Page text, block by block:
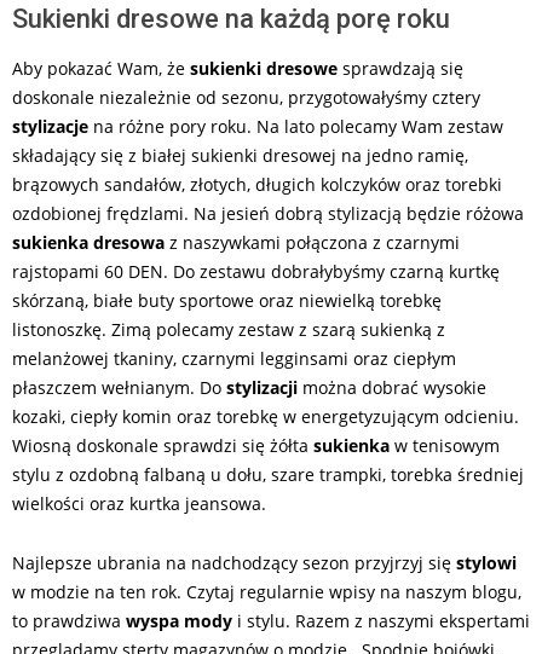
Sukienki dresowe na każdą porę roku
Aby pokazać Wam, że sukienki dresowe sprawdzają się
doskonale niezależnie od sezonu, przygotowałyśmy cztery
stylizacje na różne pory roku. Na lato polecamy Wam zestaw
składający się z białej sukienki dresowej na jedno ramię,
brązowych sandałów, złotych, długich kolczyków oraz torebki
ozdobionej frędzlami. Na jesień dobrą stylizacją będzie różowa
sukienka dresowa z naszywkami połączona z czarnymi
rajstopami 60 DEN. Do zestawu dobrałybyśmy czarną kurtkę
skórzaną, białe buty sportowe oraz niewielką torebkę
listonoszkę. Zimą polecamy zestaw z szarą sukienką z
melanżowej tkaniny, czarnymi legginsami oraz ciepłym
płaszczem wełnianym. Do stylizacji można dobrać wysokie
kozaki, ciepły komin oraz torebkę w energetyzującym odcieniu.
Wiosną doskonale sprawdzi się żółta sukienka w tenisowym
stylu z ozdobną falbaną u dołu, szare trampki, torebka średniej
wielkości oraz kurtka jeansowa.
Najlepsze ubrania na nadchodzący sezon przyjrzyj się stylowi
w modzie na ten rok. Czytaj regularnie wpisy na naszym blogu,
to prawdziwa wyspa mody i stylu. Razem z naszymi ekspertami